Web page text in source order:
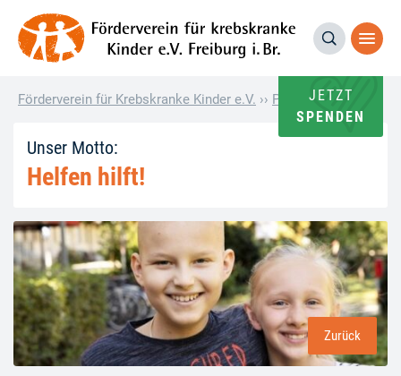
JETZT
SPENDEN
Förderverein für Krebskranke Kinder e.V. ›› Pressemitteilung
Unser Motto:
Helfen hilft!
Zurück